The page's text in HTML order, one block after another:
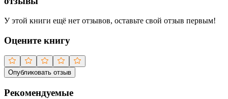
У этой книги ещё нет отзывов, оставьте свой отзыв первым!
Оцените книгу
Опубликовать отзыв
Рекомендуемые